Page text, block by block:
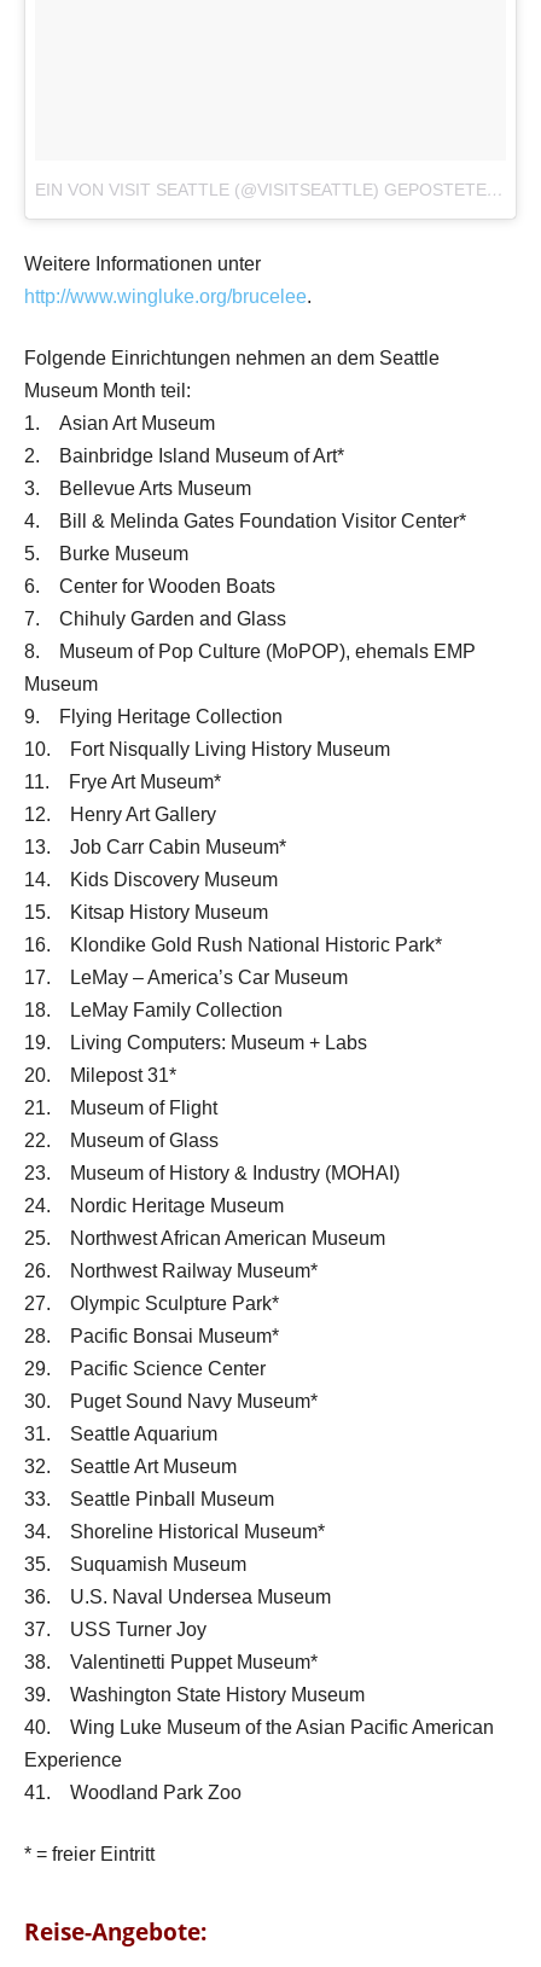
EIN VON VISIT SEATTLE (@VISITSEATTLE) GEPOSTETES FOTO
Weitere Informationen unter
http://www.wingluke.org/brucelee.
Folgende Einrichtungen nehmen an dem Seattle
Museum Month teil:
1. Asian Art Museum
2. Bainbridge Island Museum of Art*
3. Bellevue Arts Museum
4. Bill & Melinda Gates Foundation Visitor Center*
5. Burke Museum
6. Center for Wooden Boats
7. Chihuly Garden and Glass
8. Museum of Pop Culture (MoPOP), ehemals EMP
Museum
9. Flying Heritage Collection
10. Fort Nisqually Living History Museum
11. Frye Art Museum*
12. Henry Art Gallery
13. Job Carr Cabin Museum*
14. Kids Discovery Museum
15. Kitsap History Museum
16. Klondike Gold Rush National Historic Park*
17. LeMay – America’s Car Museum
18. LeMay Family Collection
19. Living Computers: Museum + Labs
20. Milepost 31*
21. Museum of Flight
22. Museum of Glass
23. Museum of History & Industry (MOHAI)
24. Nordic Heritage Museum
25. Northwest African American Museum
26. Northwest Railway Museum*
27. Olympic Sculpture Park*
28. Pacific Bonsai Museum*
29. Pacific Science Center
30. Puget Sound Navy Museum*
31. Seattle Aquarium
32. Seattle Art Museum
33. Seattle Pinball Museum
34. Shoreline Historical Museum*
35. Suquamish Museum
36. U.S. Naval Undersea Museum
37. USS Turner Joy
38. Valentinetti Puppet Museum*
39. Washington State History Museum
40. Wing Luke Museum of the Asian Pacific American
Experience
41. Woodland Park Zoo
* = freier Eintritt
Reise-Angebote: